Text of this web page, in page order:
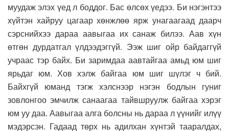
муудаж элэх үед л боддог. Бас өлсөх үедээ. Би нэгэнтээ
хүйтэн хайруу цагаар хөнжлөө ярж унагаагаад даарч
сэрснийхээ дараа аавыгаа их санаж билээ. Аав хүн
өтгөн дурдатгал үлдээдэггүй. Ээж шиг ойр байдаггүй
учраас тэр байх. Би заримдаа аавтайгаа амьд юм шиг
ярьдаг юм. Хов хэлж байгаа юм шиг шүлэг ч бий.
Байхгүй юманд тэгж хэлснээр нэгэн бодлын гуниг
зовлонгоо эмчилж санаагаа тайвшруулж байгаа хэрэг
юм уу даа. Аавыгаа алга болсны нь дараа л үүнийг илүү
мэдэрсэн. Гадаад төрх нь адилхан хүнтэй тааралдах,